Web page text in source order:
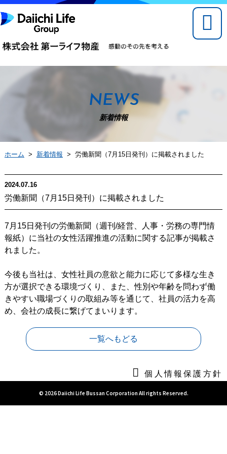
NEWS
新着情報
ホーム > 新着情報 > 労働新聞（7月15日発刊）に掲載されました
2024.07.16
労働新聞（7月15日発刊）に掲載されました
7月15日発刊の労働新聞（週刊/経営、人事・労務の専門情
報紙）に当社の女性活躍推進の活動に関する記事が掲載さ
れました。
今後も当社は、女性社員の意欲と能力に応じて多様な生き
方が選択できる環境づくり、また、性別や年齢を問わず働
きやすい職場づくりの取組み等を通じて、社員の活力を高
め、会社の成長に繋げてまいります。
一覧へもどる
個人情報保護方針
© 2026 Daiichi Life Bussan Corporation All rights Reserved.